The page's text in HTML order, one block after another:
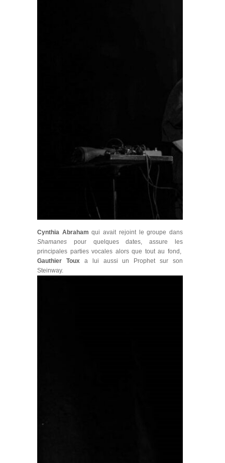
Cynthia Abraham qui avait rejoint le groupe dans
Shamanes pour quelques dates, assure les
principales parties vocales alors que tout au fond,
Gauthier Touxa lui aussi un Prophet sur son
Steinway.